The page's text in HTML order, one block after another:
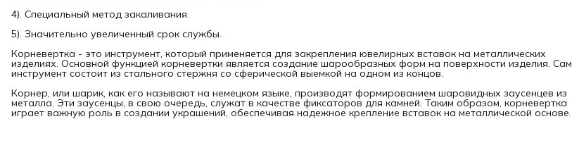
4). Специальный метод закаливания.
5). Значительно увеличенный срок службы.
Корневертка - это инструмент, который применяется для закрепления ювелирных вставок на металлических
изделиях. Основной функцией корневертки является создание шарообразных форм на поверхности изделия. Сам
инструмент состоит из стального стержня со сферической выемкой на одном из концов.
Корнер, или шарик, как его называют на немецком языке, производят формированием шаровидных заусенцев из
металла. Эти заусенцы, в свою очередь, служат в качестве фиксаторов для камней. Таким образом, корневертка
играет важную роль в создании украшений, обеспечивая надежное крепление вставок на металлической основе.